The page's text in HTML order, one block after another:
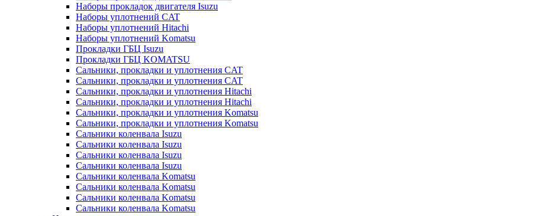
Наборы прокладок двигателя Isuzu
Наборы уплотнений CAT
Наборы уплотнений Hitachi
Наборы уплотнений Komatsu
Прокладки ГБЦ Isuzu
Прокладки ГБЦ KOMATSU
Сальники, прокладки и уплотнения CAT
Сальники, прокладки и уплотнения CAT
Сальники, прокладки и уплотнения Hitachi
Сальники, прокладки и уплотнения Hitachi
Сальники, прокладки и уплотнения Komatsu
Сальники, прокладки и уплотнения Komatsu
Сальники коленвала Isuzu
Сальники коленвала Isuzu
Сальники коленвала Isuzu
Сальники коленвала Isuzu
Сальники коленвала Komatsu
Сальники коленвала Komatsu
Сальники коленвала Komatsu
Сальники коленвала Komatsu